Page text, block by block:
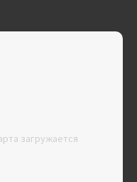
загружается